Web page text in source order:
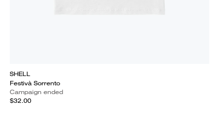
SHELL
Festivà Sorrento
Campaign ended
$32.00